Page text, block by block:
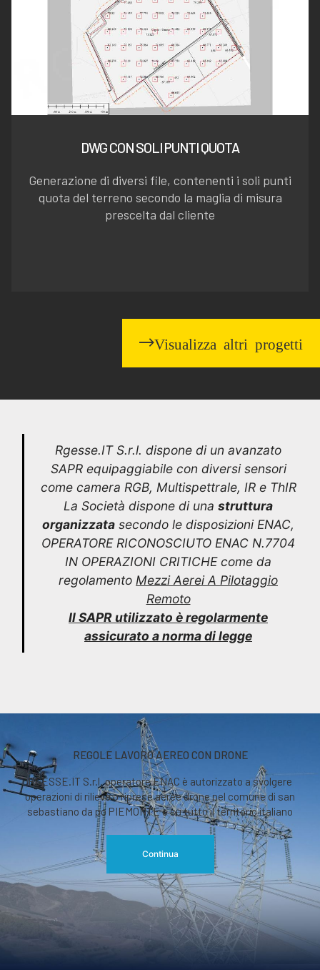
DWG CON SOLI PUNTI QUOTA
Generazione di diversi file, contenenti i soli punti
quota del terreno secondo la maglia di misura
prescelta dal cliente
Visualizza altri progetti
Rgesse.IT S.r.l. dispone di un avanzato
SAPR equipaggiabile con diversi sensori
come camera RGB, Multispettrale, IR e ThIR
La Società dispone di una struttura
organizzata secondo le disposizioni ENAC,
OPERATORE RICONOSCIUTO ENAC N.7704
IN OPERAZIONI CRITICHE come da
regolamento Mezzi Aerei A Pilotaggio
Remoto
Il SAPR utilizzato è regolarmente
assicurato a norma di legge
REGOLE LAVORO AEREO CON DRONE
RGESSE.IT S.r.l. operatore ENAC è autorizzato a svolgere
operazioni di rilievo o riprese aeree drone nel comune di san
sebastiano da po PIEMONTE e su tutto il territorio italiano
Continua